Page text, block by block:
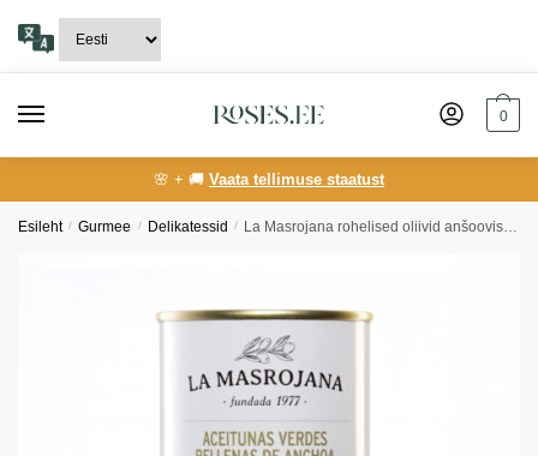
navigation
content
0
🌸 + 🚚 Vaata tellimuse staatust
Esileht / Gurmee / Delikatessid / La Masrojana rohelised oliivid anšoovisega täidetud 150g